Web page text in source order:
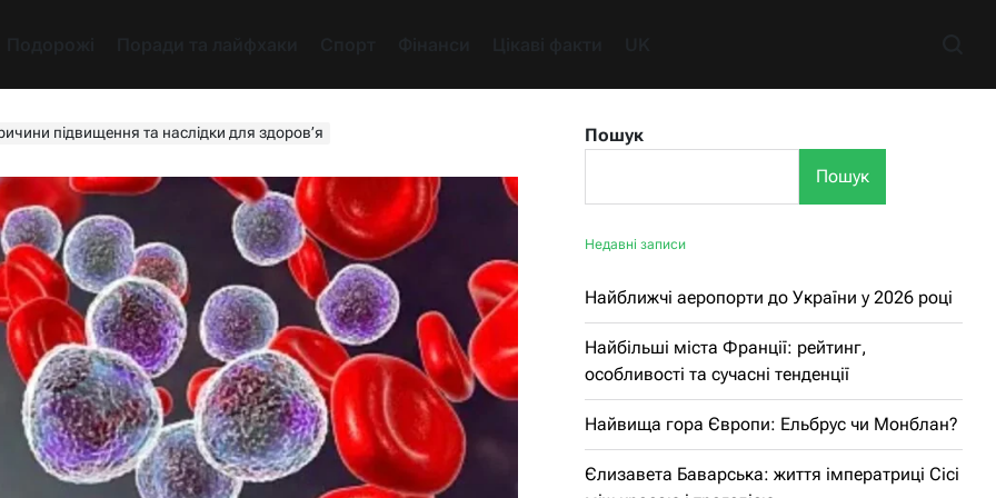
підвищення та наслідки для здоров’я
Пошук
Пошук
Недавні записи
Найближчі аеропорти до України у 2026 році
Найбільші міста Франції: рейтинг,
особливості та сучасні тенденції
Найвища гора Європи: Ельбрус чи Монблан?
Єлизавета Баварська: життя імператриці Сісі